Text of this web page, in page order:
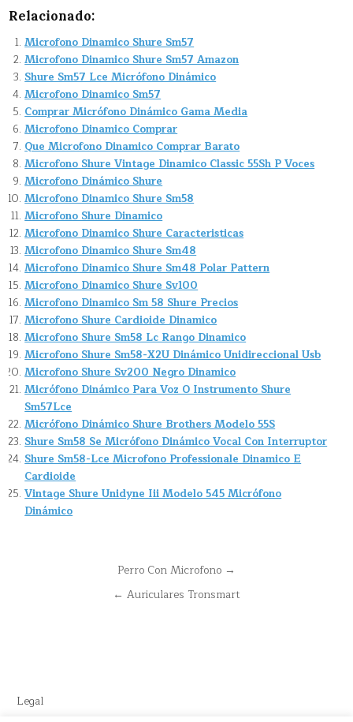
Relacionado:
Microfono Dinamico Shure Sm57
Microfono Dinamico Shure Sm57 Amazon
Shure Sm57 Lce Micrófono Dinámico
Microfono Dinamico Sm57
Comprar Micrófono Dinámico Gama Media
Microfono Dinamico Comprar
Que Microfono Dinamico Comprar Barato
Microfono Shure Vintage Dinamico Classic 55Sh P Voces
Microfono Dinámico Shure
Microfono Dinamico Shure Sm58
Microfono Shure Dinamico
Microfono Dinamico Shure Caracteristicas
Microfono Dinamico Shure Sm48
Microfono Dinamico Shure Sm48 Polar Pattern
Microfono Dinamico Shure Sv100
Microfono Dinamico Sm 58 Shure Precios
Microfono Shure Cardioide Dinamico
Microfono Shure Sm58 Lc Rango Dinamico
Microfono Shure Sm58-X2U Dinámico Unidireccional Usb
Microfono Shure Sv200 Negro Dinamico
Micrófono Dinámico Para Voz O Instrumento Shure
Sm57Lce
Micrófono Dinámico Shure Brothers Modelo 55S
Shure Sm58 Se Micrófono Dinámico Vocal Con Interruptor
Shure Sm58-Lce Microfono Professionale Dinamico E
Cardioide
Vintage Shure Unidyne Iii Modelo 545 Micrófono
Dinámico
NavegaciónPerro Con Microfono →
← Auriculares Tronsmart
Legal